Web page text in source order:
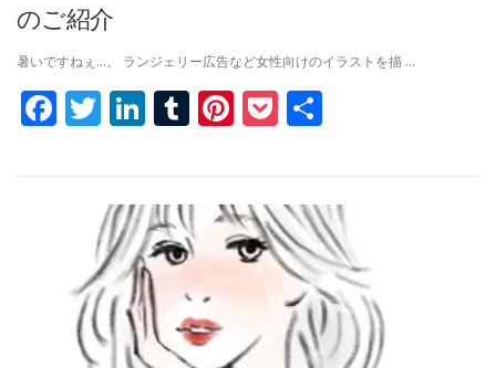
のご紹介
暑いですねぇ…。 ランジェリー広告など女性向けのイラストを描 …
Facebook
Twitter
LinkedIn
Tumblr
Pinterest
Pocket